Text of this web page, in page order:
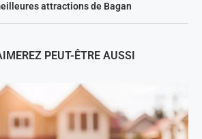
attractions de Bagan
PEUT-ÊTRE AUSSI